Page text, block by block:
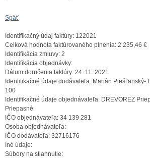
Späť
Identifikačný údaj faktúry: 122021
Celková hodnota faktúrovaného plnenia: 2 235,46 €
Identifikácia zmluvy: 2
Identifikácia objednávky:
Dátum doručenia faktúry: 24. 11. 2021
Identifikačné údaje dodávateľa: Marián Piešťanský-
100
Identifikačné údaje objednávateľa: DREVOREZ
Priepasné
IČO objednávateľa: 34 139 281
Osoba objednávateľa:
IČO dodávateľa: 32716176
Iné údaje:
Súbory na stiahnutie: